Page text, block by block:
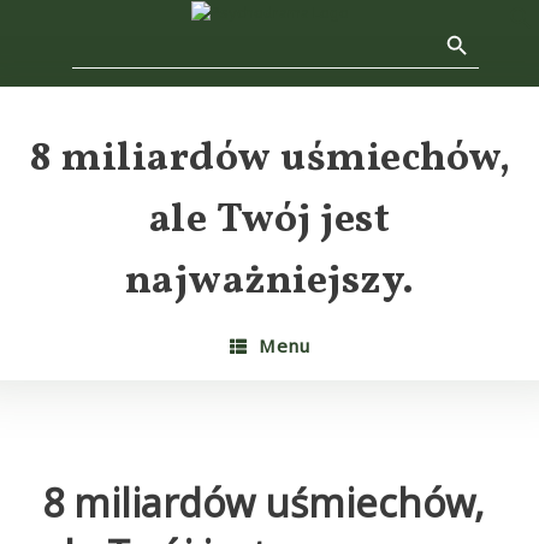
8 miliardów uśmiechów,
ale Twój jest
najważniejszy.
Menu
8 miliardów uśmiechów,